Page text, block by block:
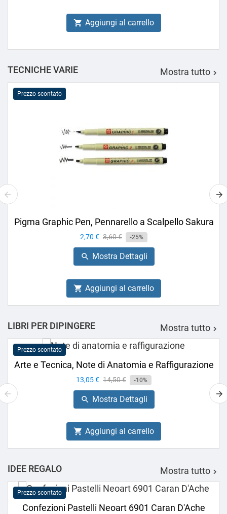
 Aggiungi al carrello
TECNICHE VARIE Mostra tutto 
Prezzo scontato
Pigma Graphic Pen, Pennarello a Scalpello Sakura
Prezzo
2,70 € Prezzo
base
3,60 € -25%
 Mostra Dettagli
 Aggiungi al carrello
LIBRI PER DIPINGERE Mostra tutto 
Prezzo scontato
Arte e Tecnica, Note di Anatomia e Raffigurazione
Prezzo
13,05 € Prezzo
base
14,50 € -10%
 Mostra Dettagli
 Aggiungi al carrello
IDEE REGALO Mostra tutto 
Prezzo scontato
Confezioni Pastelli Neoart 6901 Caran D'Ache